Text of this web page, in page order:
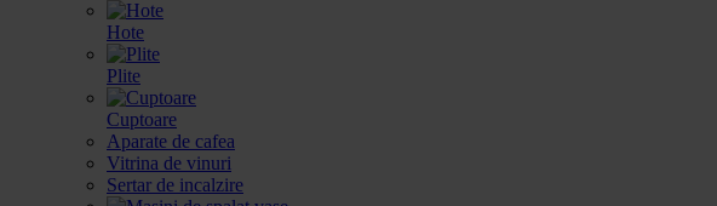
Hote
Plite
Cuptoare
Aparate de cafea
Vitrina de vinuri
Sertar de incalzire